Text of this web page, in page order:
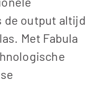
de output altijd
Met Fabula